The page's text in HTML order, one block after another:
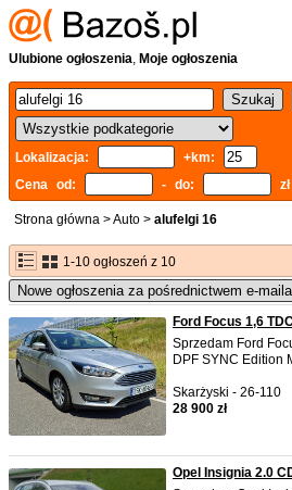
Ulubione ogłoszenia, Moje ogłoszenia
Lokalizacja:
+km:
Cena od:
- do: zł
Strona główna >Auto > alufelgi 16
1-10 ogłoszeń z 10
Nowe ogłoszenia za pośrednictwem e-maila
Ford Focus 1,6
Sprzedam Ford
DPF SYNC Edition
Skarżyski - 26-110
28 900 zł
Opel Insignia 2.0